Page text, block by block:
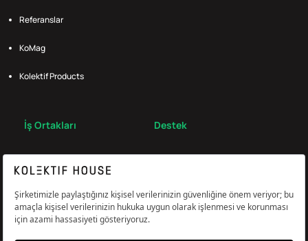
Referanslar
KoMag
Kolektif Products
İş Ortakları Destek